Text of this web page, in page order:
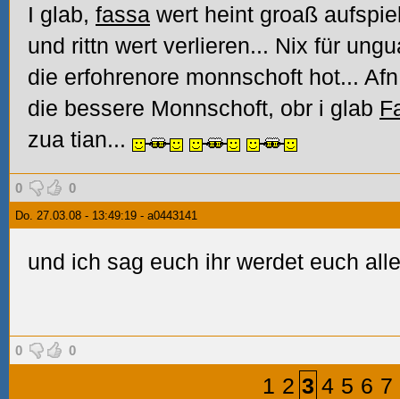
I glab, fassa wert heint groaß
und rittn wert verlieren... Nix für
die erfohrenore monnschoft hot...
die bessere Monnschoft, obr i glab
zua tian...
0 0
Do. 27.03.08 - 13:49:19 - a0443141
und ich sag euch ihr werdet euch
0 0
1 2 3 4 5 6 7